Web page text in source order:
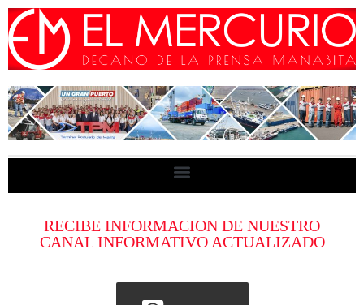
RECIBE INFORMACION DE NUESTRO
CANAL INFORMATIVO ACTUALIZADO